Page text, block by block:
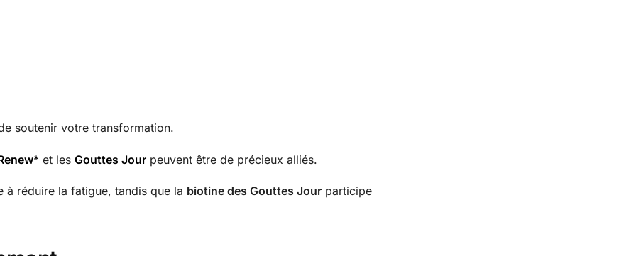
soutenir votre transformation.
* et les Gouttes Jour peuvent être de précieux alliés.
à réduire la fatigue, tandis que la biotine des Gouttes Jour participe